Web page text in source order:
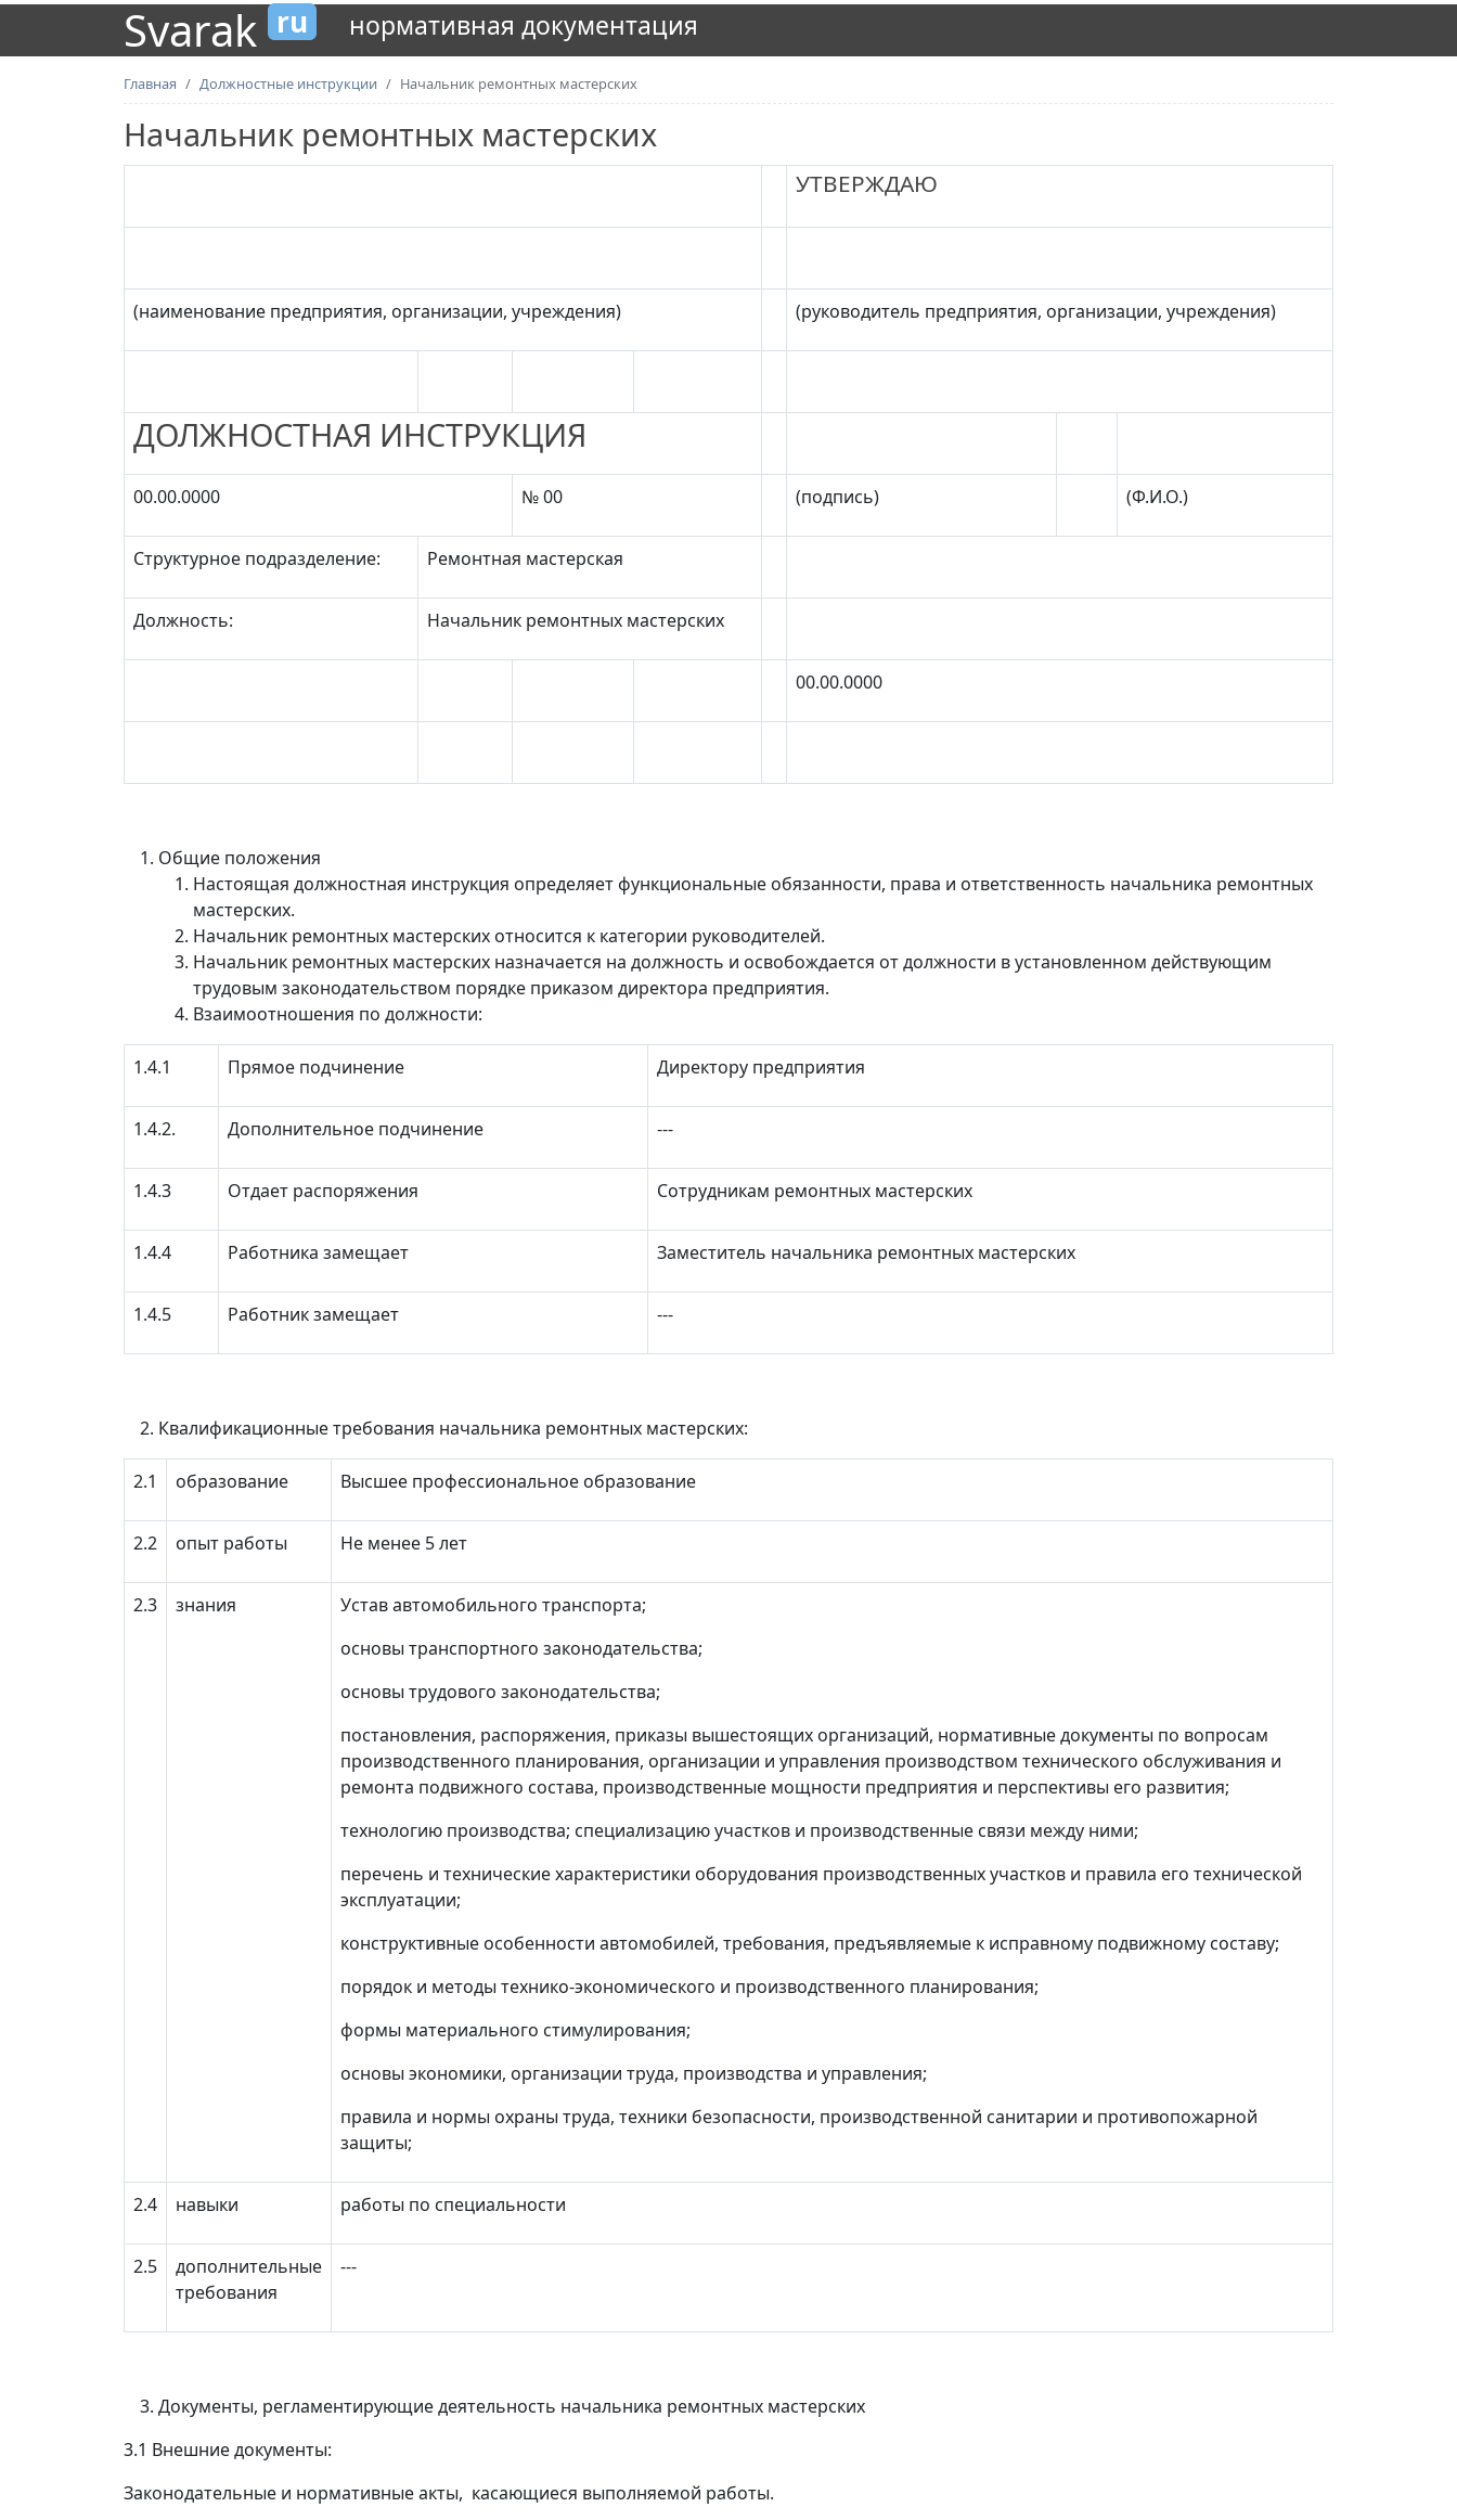
Svarak ru нормативная документация
Главная Должностные инструкции Начальник ремонтных мастерских
Начальник ремонтных мастерских
УТВЕРЖДАЮ
(наименование предприятия, организации, учреждения) (руководитель предприятия, организации, учреждения)
ДОЛЖНОСТНАЯ ИНСТРУКЦИЯ
00.00.0000 № 00 (подпись) (Ф.И.О.)
Структурное подразделение: Ремонтная мастерская
Должность: Начальник ремонтных мастерских
00.00.0000
Общие положения
Настоящая должностная инструкция определяет функциональные обязанности, права и ответственность начальника ремонтных
мастерских.
Начальник ремонтных мастерских относится к категории руководителей.
Начальник ремонтных мастерских назначается на должность и освобождается от должности в установленном действующим
трудовым законодательством порядке приказом директора предприятия.
Взаимоотношения по должности:
1.4.1 Прямое подчинение Директору предприятия
1.4.2. Дополнительное подчинение ‑‑‑
1.4.3 Отдает распоряжения Сотрудникам ремонтных мастерских
1.4.4 Работника замещает Заместитель начальника ремонтных мастерских
1.4.5 Работник замещает ‑‑‑
Квалификационные требования начальника ремонтных мастерских:
2.1 образование Высшее профессиональное образование
2.2 опыт работы Не менее 5 лет
2.3 знания
Устав автомобильного транспорта;
основы транспортного законодательства;
основы трудового законодательства;
постановления, распоряжения, приказы вышестоящих организаций, нормативные документы по вопросам
производственного планирования, организации и управления производством технического обслуживания и
ремонта подвижного состава, производственные мощности предприятия и перспективы его развития;
технологию производства; специализацию участков и производственные связи между ними;
перечень и технические характеристики оборудования производственных участков и правила его технической
эксплуатации;
конструктивные особенности автомобилей, требования, предъявляемые к исправному подвижному составу;
порядок и методы технико-экономического и производственного планирования;
формы материального стимулирования;
основы экономики, организации труда, производства и управления;
правила и нормы охраны труда, техники безопасности, производственной санитарии и противопожарной
защиты;
2.4 навыки работы по специальности
2.5
дополнительные
требования
---
Документы, регламентирующие деятельность начальника ремонтных мастерских
3.1 Внешние документы:
Законодательные и нормативные акты, касающиеся выполняемой работы.